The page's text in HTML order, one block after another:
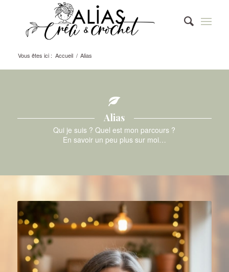
Vous êtes ici : Accueil / Alias
Alias
Qui je suis ? Quel est mon parcours ?
En savoir un peu plus sur moi…